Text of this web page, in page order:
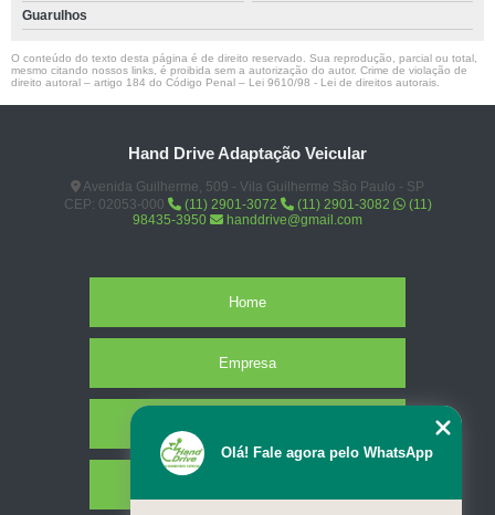
Guarulhos
O conteúdo do texto desta página é de direito reservado. Sua reprodução, parcial ou total,
mesmo citando nossos links, é proibida sem a autorização do autor. Crime de violação de
direito autoral – artigo 184 do Código Penal – Lei 9610/98 - Lei de direitos autorais
Hand Drive Adaptação Veicular
Avenida Guilherme, 509 - Vila Guilherme São Paulo - SP
CEP: 02053-000
(11) 2901-3072 (11) 2901-3082
(11)
98435-3950
handdrive@gmail.com
Home
Empresa
Olá! Fale agora pelo WhatsApp